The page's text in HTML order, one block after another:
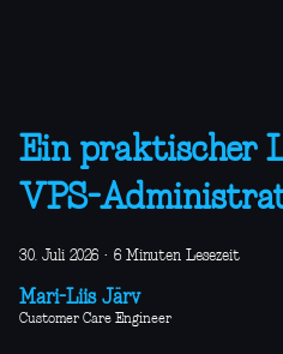
Ein praktischer
VPS-
30. Juli 2026 · 6 Minuten Lesezeit
Mari-Liis Järv
Customer Care Engineer